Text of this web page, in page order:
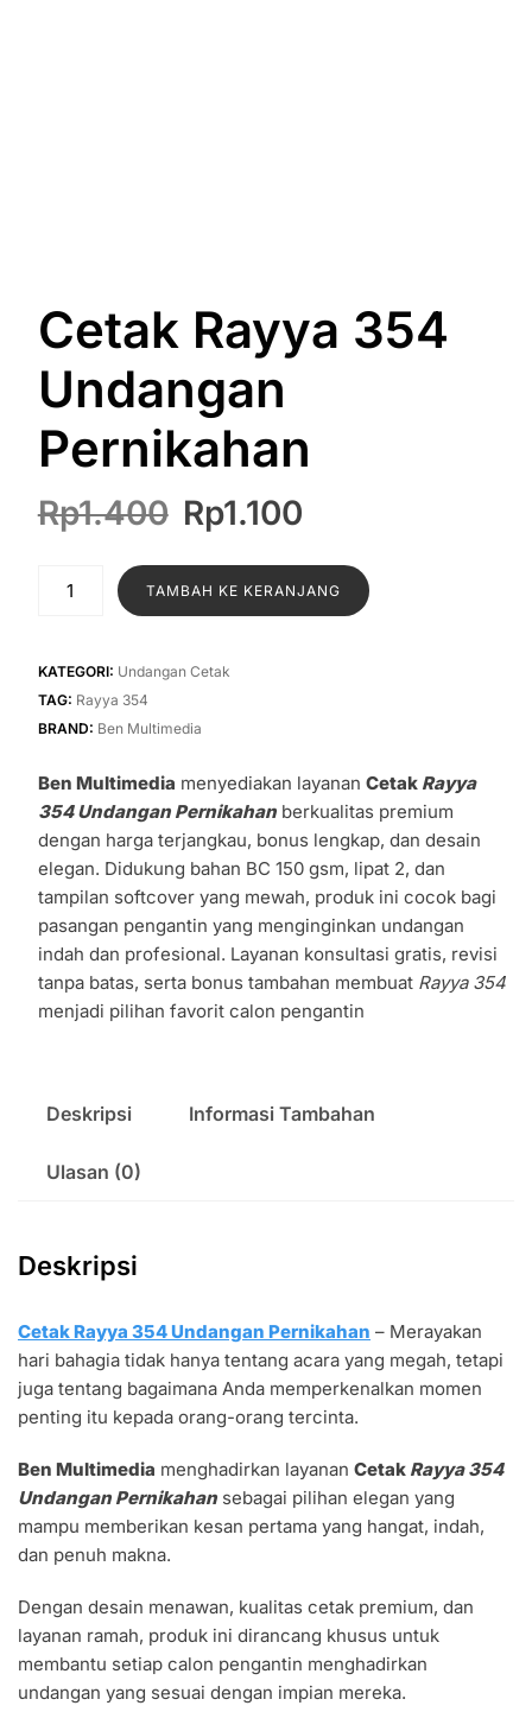
Cetak Rayya 354
Undangan
Pernikahan
Rp1.400 Harga
aslinya
adalah:
Rp1.400.
Rp1.100
ini
adalah:
Kuantitas
354
Undangan
Pernikahan
TAMBAH KE KERANJANG
KATEGORI: Undangan Cetak
TAG: Rayya 354
BRAND: Ben Multimedia
Ben Multimedia menyediakan layanan Cetak Rayya
354 Undangan Pernikahanberkualitas premium
dengan harga terjangkau, bonus lengkap, dan desain
elegan. Didukung bahan BC 150 gsm, lipat 2, dan
tampilan softcover yang mewah, produk ini cocok bagi
pasangan pengantin yang menginginkan undangan
indah dan profesional. Layanan konsultasi gratis, revisi
tanpa batas, serta bonus tambahan membuat Rayya 354
menjadi pilihan favorit calon pengantin
Deskripsi Informasi Tambahan
Ulasan (0)
Deskripsi
Cetak Rayya 354 Undangan Pernikahan – Merayakan
hari bahagia tidak hanya tentang acara yang megah, tetapi
juga tentang bagaimana Anda memperkenalkan momen
penting itu kepada orang-orang tercinta.
Ben Multimedia menghadirkan layanan Cetak Rayya 354
Undangan Pernikahan sebagai pilihan elegan yang
mampu memberikan kesan pertama yang hangat, indah,
dan penuh makna.
Dengan desain menawan, kualitas cetak premium, dan
layanan ramah, produk ini dirancang khusus untuk
membantu setiap calon pengantin menghadirkan
undangan yang sesuai dengan impian mereka.